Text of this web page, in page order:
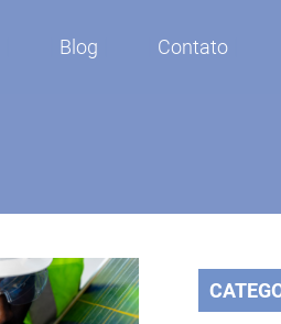
Blog Contato